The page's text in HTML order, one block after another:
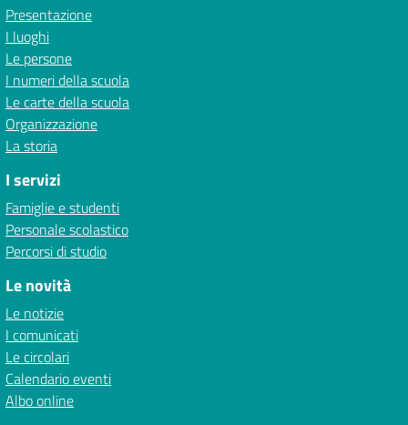
Presentazione
I luoghi
Le persone
I numeri della scuola
Le carte della scuola
Organizzazione
La storia
I servizi
Famiglie e studenti
Personale scolastico
Percorsi di studio
Le novità
Le notizie
I comunicati
Le circolari
Calendario eventi
Albo online